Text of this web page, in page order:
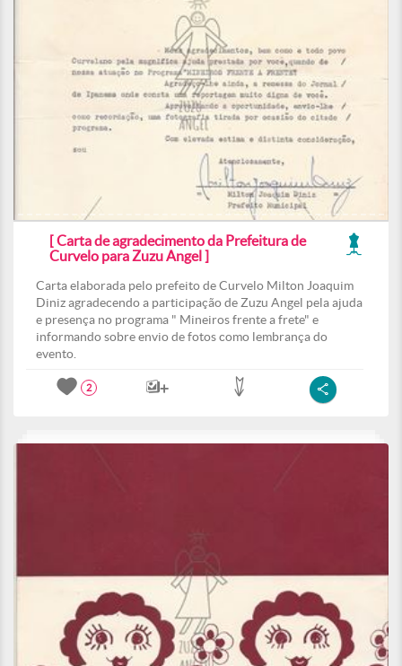
[ Carta de agradecimento da Prefeitura de
Curvelo para Zuzu Angel ]
Carta elaborada pelo prefeito de Curvelo Milton Joaquim
Diniz agradecendo a participação de Zuzu Angel pela ajuda
e presença no programa " Mineiros frente a frete" e
informando sobre envio de fotos como lembrança do
evento.
2